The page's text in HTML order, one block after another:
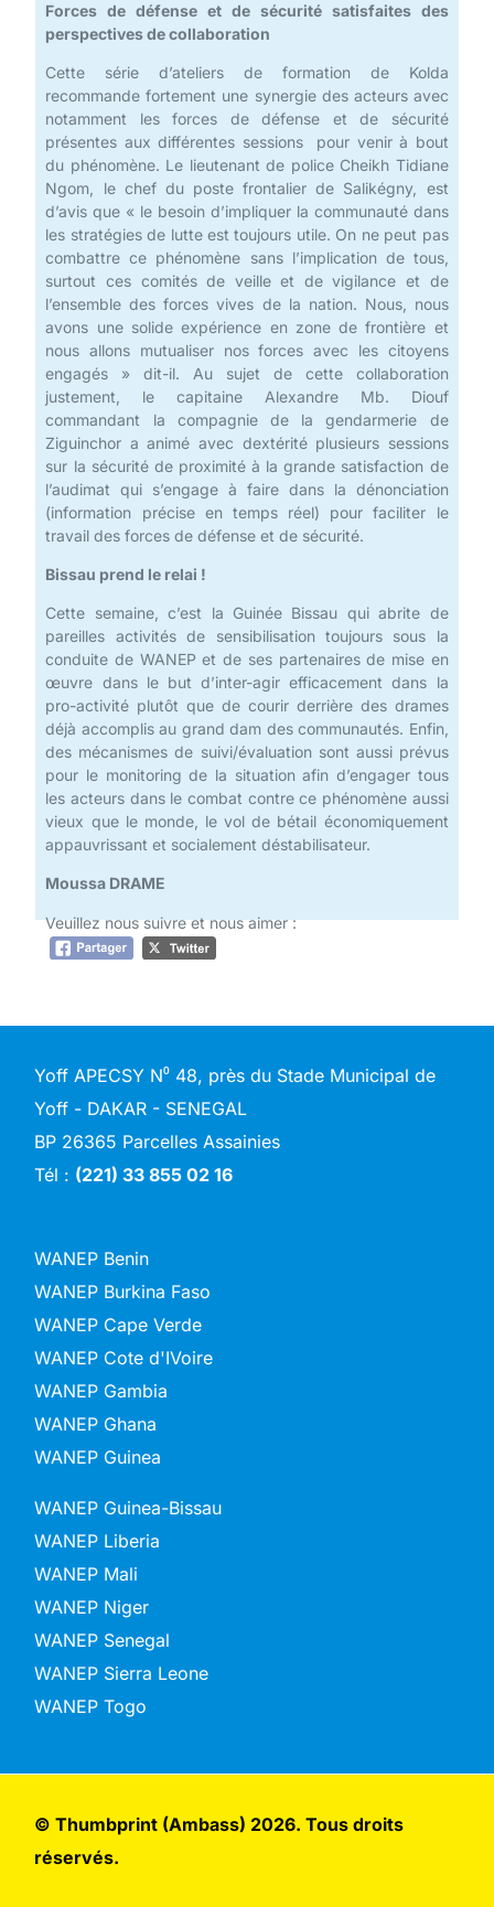
Forces de défense et de sécurité satisfaites des
perspectives de collaboration
Cette série d’ateliers de formation de Kolda
recommande fortement une synergie des acteurs avec
notamment les forces de défense et de sécurité
présentes aux différentes sessions pour venir à bout
du phénomène. Le lieutenant de police Cheikh Tidiane
Ngom, le chef du poste frontalier de Salikégny, est
d’avis que « le besoin d’impliquer la communauté dans
les stratégies de lutte est toujours utile. On ne peut pas
combattre ce phénomène sans l’implication de tous,
surtout ces comités de veille et de vigilance et de
l’ensemble des forces vives de la nation. Nous, nous
avons une solide expérience en zone de frontière et
nous allons mutualiser nos forces avec les citoyens
engagés » dit-il. Au sujet de cette collaboration
justement, le capitaine Alexandre Mb. Diouf
commandant la compagnie de la gendarmerie de
Ziguinchor a animé avec dextérité plusieurs sessions
sur la sécurité de proximité à la grande satisfaction de
l’audimat qui s’engage à faire dans la dénonciation
(information précise en temps réel) pour faciliter le
travail des forces de défense et de sécurité.
Bissau prend le relai !
Cette semaine, c’est la Guinée Bissau qui abrite de
pareilles activités de sensibilisation toujours sous la
conduite de WANEP et de ses partenaires de mise en
œuvre dans le but d’inter-agir efficacement dans la
pro-activité plutôt que de courir derrière des drames
déjà accomplis au grand dam des communautés. Enfin,
des mécanismes de suivi/évaluation sont aussi prévus
pour le monitoring de la situation afin d’engager tous
les acteurs dans le combat contre ce phénomène aussi
vieux que le monde, le vol de bétail économiquement
appauvrissant et socialement déstabilisateur.
Moussa DRAME
Veuillez nous suivre et nous aimer :
Yoff APECSY N⁰ 48, près du Stade Municipal de
Yoff - DAKAR - SENEGAL
BP 26365 Parcelles Assainies
Tél : (221) 33 855 02 16
WANEP Benin
WANEP Burkina Faso
WANEP Cape Verde
WANEP Cote d'IVoire
WANEP Gambia
WANEP Ghana
WANEP Guinea
WANEP Guinea-Bissau
WANEP Liberia
WANEP Mali
WANEP Niger
WANEP Senegal
WANEP Sierra Leone
WANEP Togo
© Thumbprint (Ambass) 2026. Tous droits
réservés.